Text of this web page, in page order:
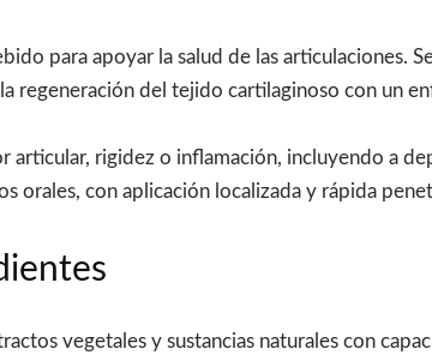
para apoyar la salud de las articulaciones.
regeneración del tejido cartilaginoso con un
articular, rigidez o inflamación, incluyendo a
orales, con aplicación localizada y rápida
vegetales y sustancias naturales con